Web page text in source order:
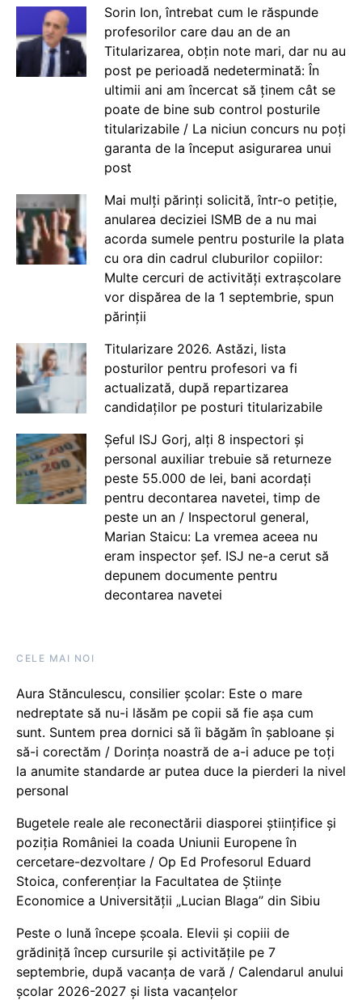
Sorin Ion, întrebat cum le răspunde
profesorilor care dau an de an
Titularizarea, obțin note mari, dar nu au
post pe perioadă nedeterminată: În
ultimii ani am încercat să ținem cât se
poate de bine sub control posturile
titularizabile / La niciun concurs nu poți
garanta de la început asigurarea unui
post
Mai mulți părinți solicită, într-o petiție,
anularea deciziei ISMB de a nu mai
acorda sumele pentru posturile la plata
cu ora din cadrul cluburilor copiilor:
Multe cercuri de activități extrașcolare
vor dispărea de la 1 septembrie, spun
părinții
Titularizare 2026. Astăzi, lista
posturilor pentru profesori va fi
actualizată, după repartizarea
candidaților pe posturi titularizabile
Șeful ISJ Gorj, alți 8 inspectori și
personal auxiliar trebuie să returneze
peste 55.000 de lei, bani acordați
pentru decontarea navetei, timp de
peste un an / Inspectorul general,
Marian Staicu: La vremea aceea nu
eram inspector șef. ISJ ne-a cerut să
depunem documente pentru
decontarea navetei
CELE MAI NOI
Aura Stănculescu, consilier școlar: Este o mare
nedreptate să nu-i lăsăm pe copii să fie așa cum
sunt. Suntem prea dornici să îi băgăm în șabloane și
să-i corectăm / Dorința noastră de a-i aduce pe toți
la anumite standarde ar putea duce la pierderi la nivel
personal
Bugetele reale ale reconectării diasporei științifice și
poziția României la coada Uniunii Europene în
cercetare-dezvoltare / Op Ed Profesorul Eduard
Stoica, conferențiar la Facultatea de Științe
Economice a Universității „Lucian Blaga” din Sibiu
Peste o lună începe școala. Elevii și copiii de
grădiniță încep cursurile și activitățile pe 7
septembrie, după vacanța de vară / Calendarul anului
școlar 2026-2027 și lista vacanțelor